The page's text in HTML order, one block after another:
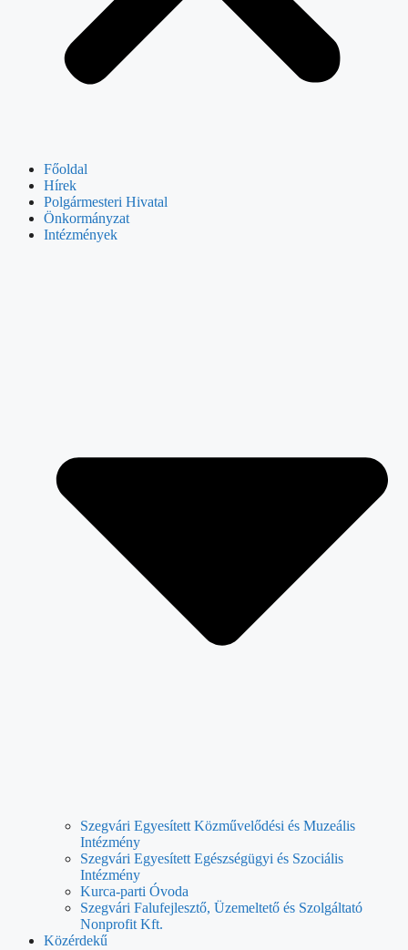
Főoldal
Hírek
Polgármesteri Hivatal
Önkormányzat
Intézmények
Szegvári Egyesített Közművelődési és Muzeális
Intézmény
Szegvári Egyesített Egészségügyi és Szociális
Intézmény
Kurca-parti Óvoda
Szegvári Falufejlesztő, Üzemeltető és Szolgáltató
Nonprofit Kft.
Közérdekű